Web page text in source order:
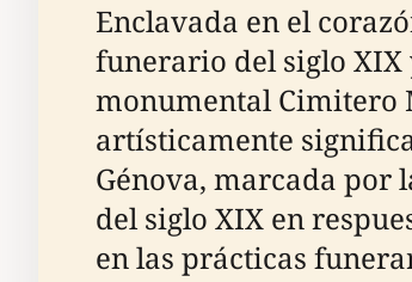
Enclavada en el
funerario del siglo
monumental Cimitero
artísticamente
Génova, marcada por
del siglo XIX en
en las prácticas